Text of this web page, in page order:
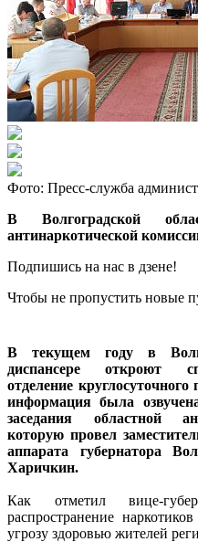
Фото: Пресс-служба
В Волгоградской
антинаркотической
Подпишись на нас в дзене!
Чтобы не пропустить новые
В текущем году в
диспансере откроют
отделение
информация была
заседания областной
которую провел
аппарата губернатора
Харичкин.
Как отметил вице-
распространение
угрозу здоровью жителей